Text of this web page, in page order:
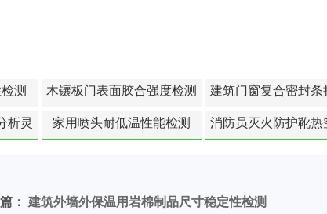
测 木镶板门表面胶合强度检测
建筑门窗复合密封条
度-硬质塑料材料
析灵
家用喷头耐低温性能检测
消防员灭火防护靴热
： 建筑外墙外保温用岩棉制品尺寸稳定性检测